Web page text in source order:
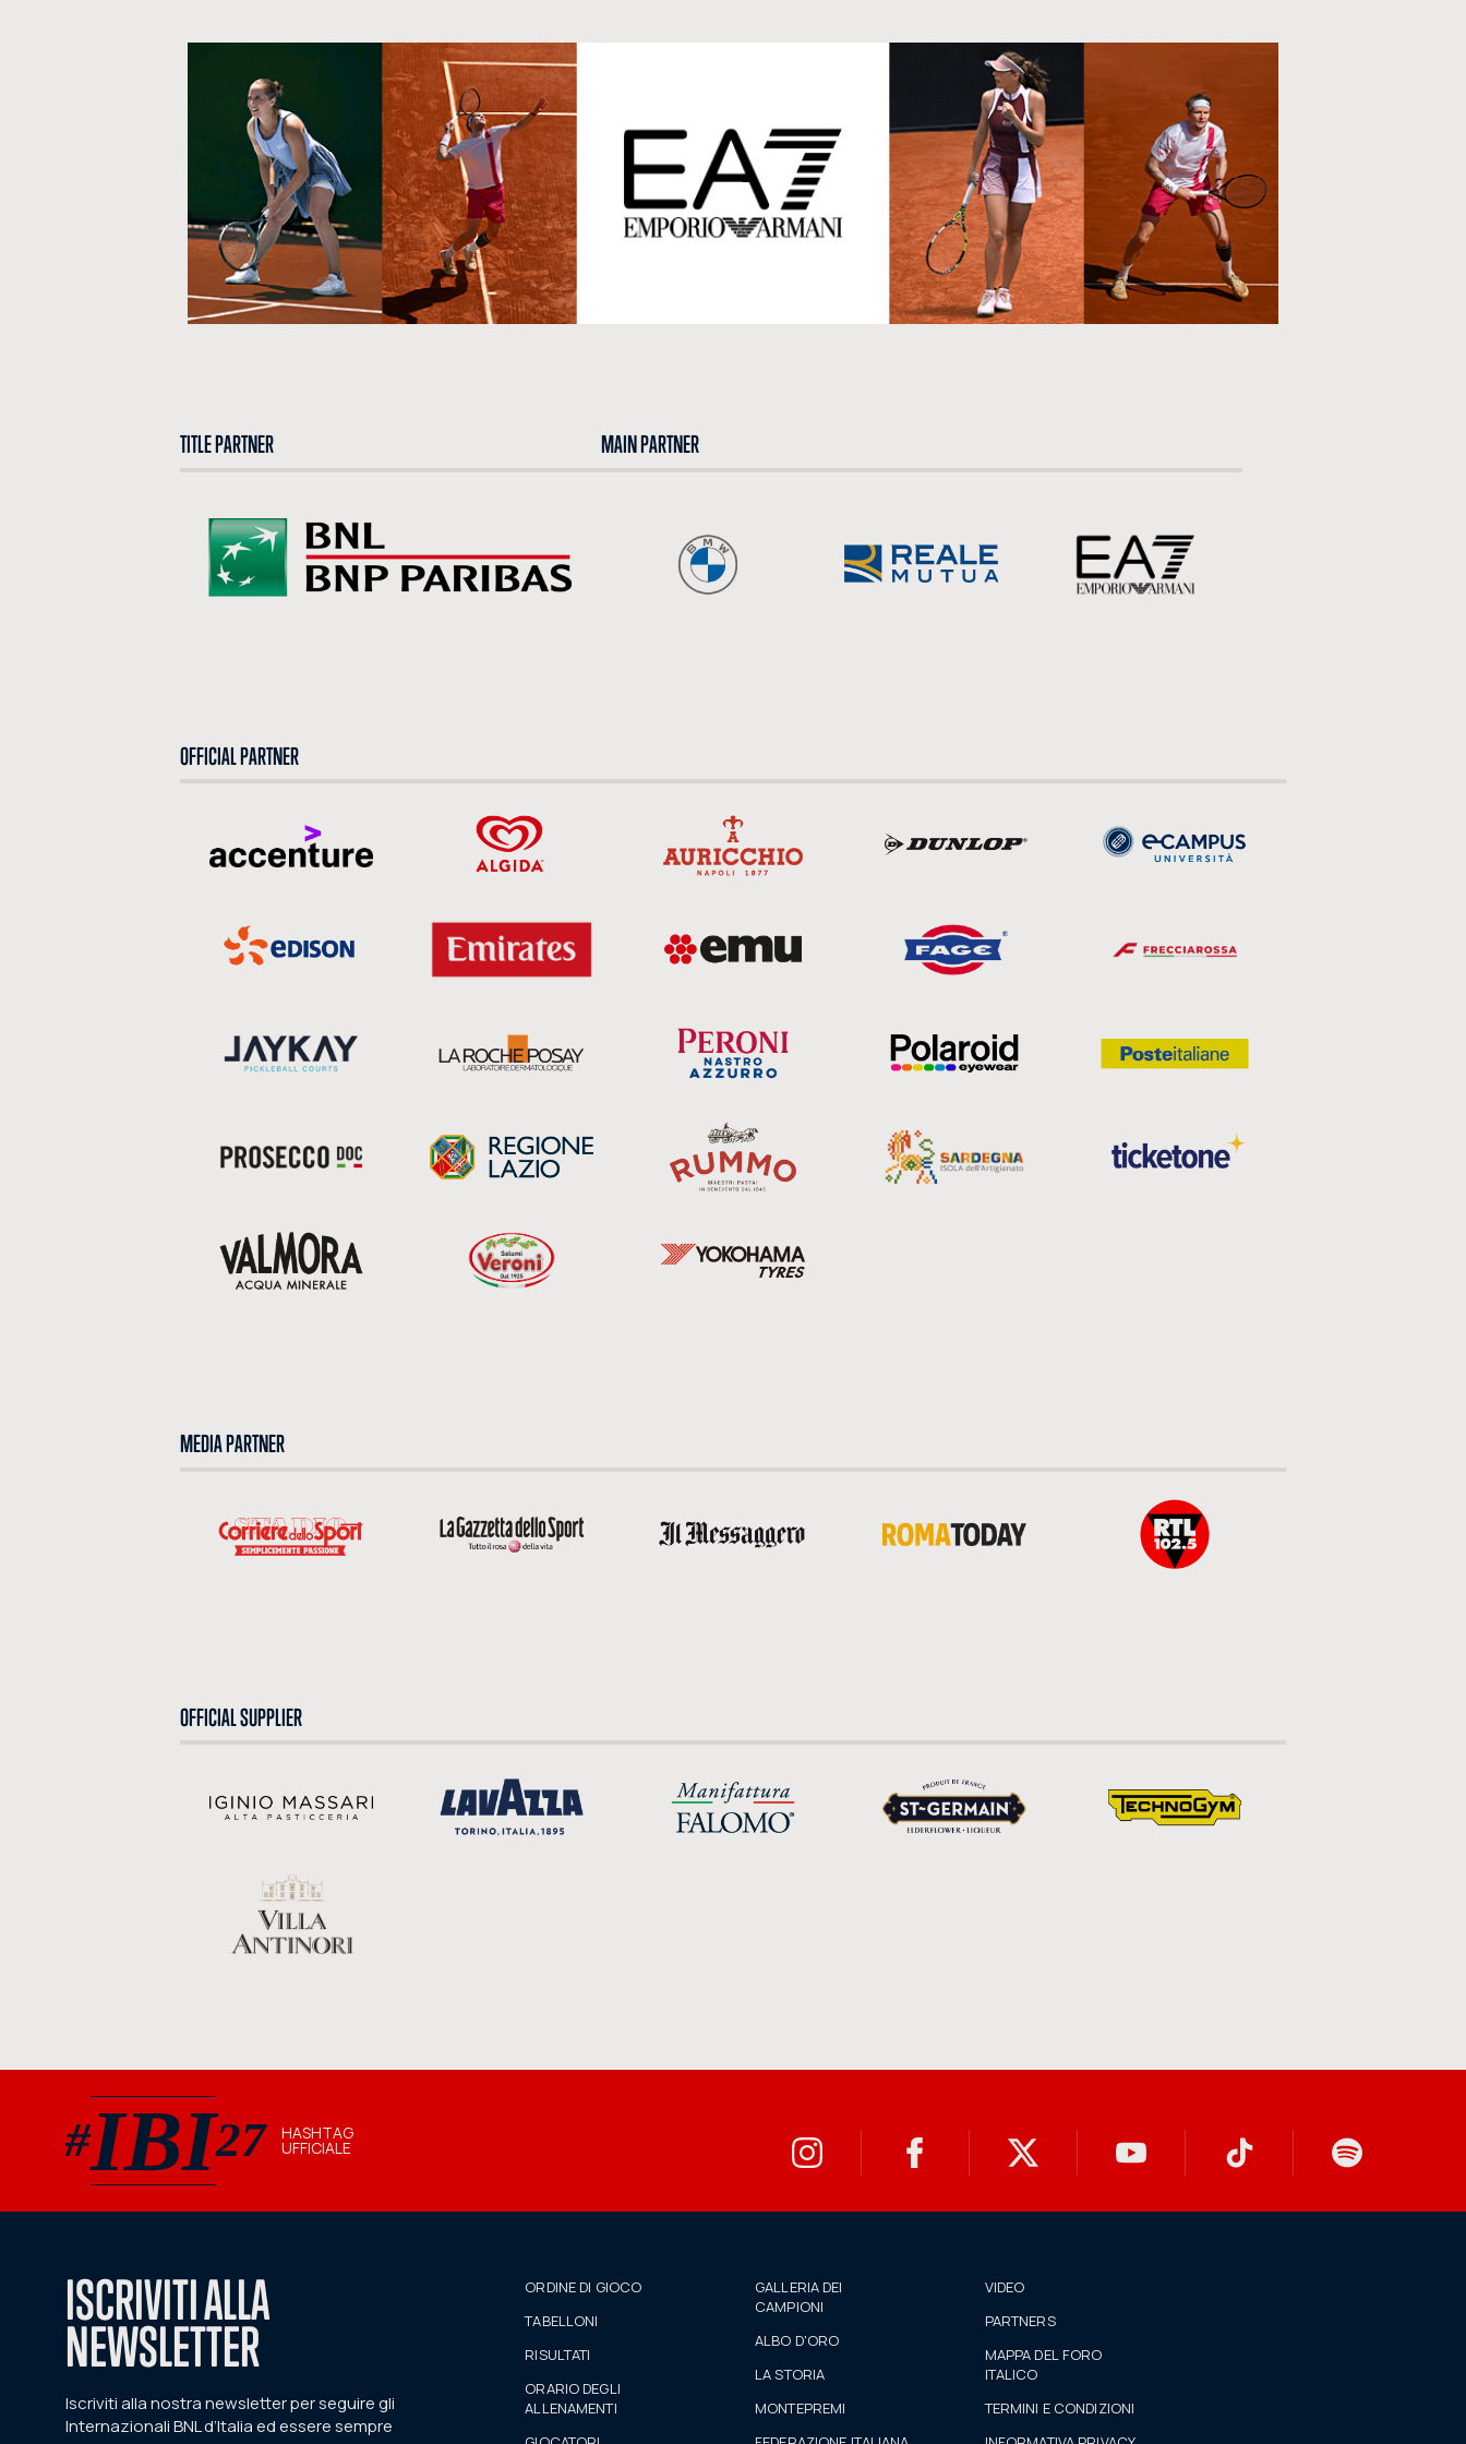
TITLE PARTNER MAIN PARTNER
OFFICIAL PARTNER
MEDIA PARTNER
OFFICIAL SUPPLIER
#IBI27
#IBI27 hashtag ufficiale
HASHTAG
UFFICIALE
ISCRIVITI ALLA
NEWSLETTER
Iscriviti alla nostra newsletter per seguire gli
Internazionali BNL d’Italia ed essere sempre
ORDINE DI GIOCO
TABELLONI
RISULTATI
ORARIO DEGLI
ALLENAMENTI
GALLERIA DEI
CAMPIONI
ALBO D'ORO
LA STORIA
MONTEPREMI
VIDEO
PARTNERS
MAPPA DEL FORO
ITALICO
TERMINI E CONDIZIONI